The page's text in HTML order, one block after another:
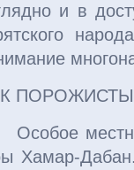
и в
Особое
Хамар-